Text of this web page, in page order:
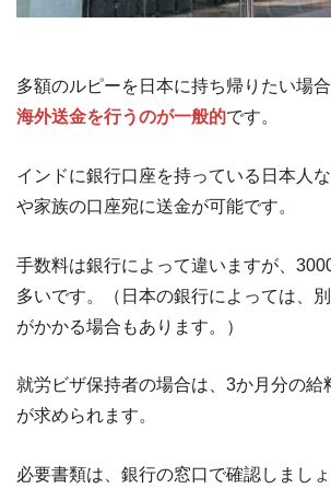
多額のルピーを日本に持ち帰りたい場
海外送金を行うのが一般的です。
インドに銀行口座を持っている日本人
や家族の口座宛に送金が可能です。
手数料は銀行によって違いますが、
多いです。（日本の銀行によっては、
がかかる場合もあります。）
就労ビザ保持者の場合は、3か月分の給
が求められます。
必要書類は、銀行の窓口で確認しましょ